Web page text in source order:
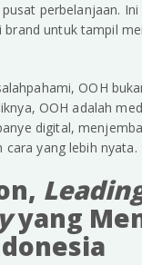
perbelanjaan.
untuk tampil
OOH
OOH adalah
digital,
cara yang lebih nyata.
yang